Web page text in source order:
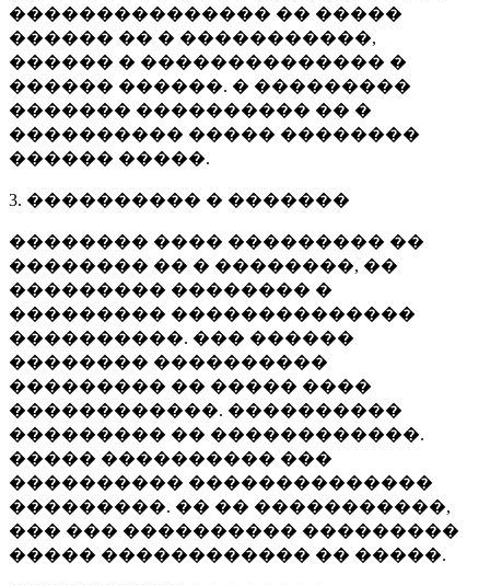
��������������� �� �����
������ �� � �����������,
������ � �������������� �
������ ������. � ���������
������� ���������� �� �
���������� ����� ��������
������ �����.
3. ���������� � �������
�������� ���� ��������� ��
�������� �� � ��������, ��
��������� �������� �
��������� ��������������
����������. ��� ������
�������� ����������
��������� �� ����� ����
������������. ����������
��������� �� ������������.
����� ���������� ���
���������� ��������������
���������. �� �� �����������,
��� ��� ���������� ���������
����� ������������ �� �����.